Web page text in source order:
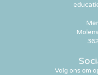
Volg ons om